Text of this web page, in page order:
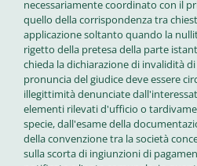
necessariamente coordinato con il
quello della corrispondenza tra
applicazione soltanto quando la
rigetto della pretesa della parte
chieda la dichiarazione di invalidità
pronuncia del giudice deve essere
illegittimità denunciate
elementi rilevati d'ufficio o
specie, dall'esame della
della convenzione tra la società
sulla scorta di ingiunzioni di